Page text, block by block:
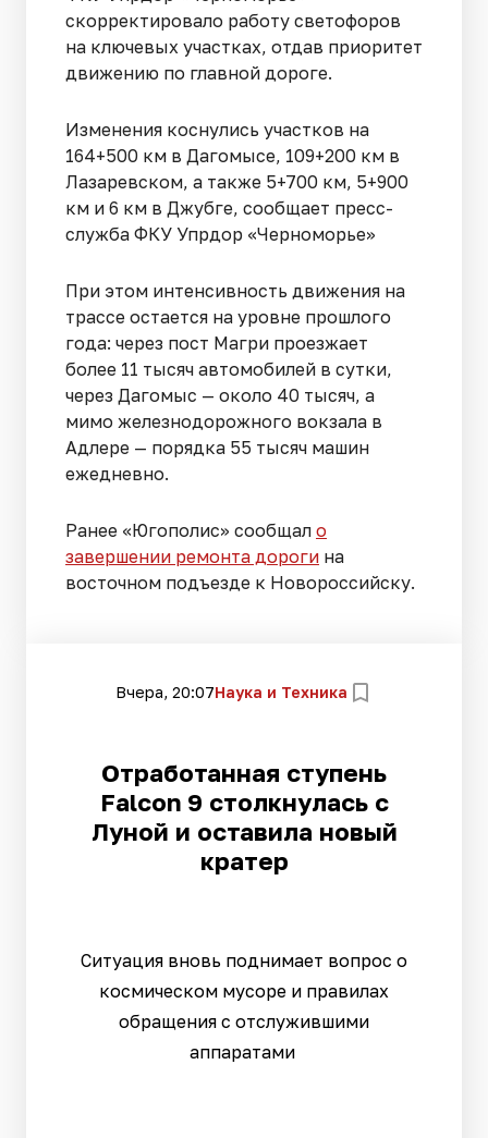
скорректировало работу светофоров
на ключевых участках, отдав приоритет
движению по главной дороге.
Изменения коснулись участков на
164+500 км в Дагомысе, 109+200 км в
Лазаревском, а также 5+700 км, 5+900
км и 6 км в Джубге, сообщает пресс-
служба ФКУ Упрдор «Черноморье»
При этом интенсивность движения на
трассе остается на уровне прошлого
года: через пост Магри проезжает
более 11 тысяч автомобилей в сутки,
через Дагомыс — около 40 тысяч, а
мимо железнодорожного вокзала в
Адлере — порядка 55 тысяч машин
ежедневно.
Ранее «Югополис» сообщал о
завершении ремонта дороги на
восточном подъезде к Новороссийску.
Вчера, 20:07Наука и Техника
Отработанная ступень
Falcon 9 столкнулась с
Луной и оставила новый
кратер
Ситуация вновь поднимает вопрос о
космическом мусоре и правилах
обращения с отслужившими
аппаратами